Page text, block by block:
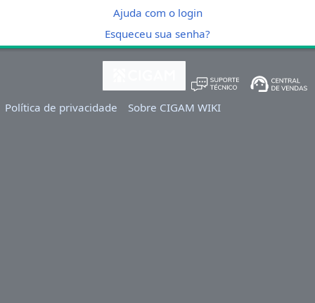
Ajuda com o login
Esqueceu sua senha?
Política de privacidade Sobre CIGAM WIKI